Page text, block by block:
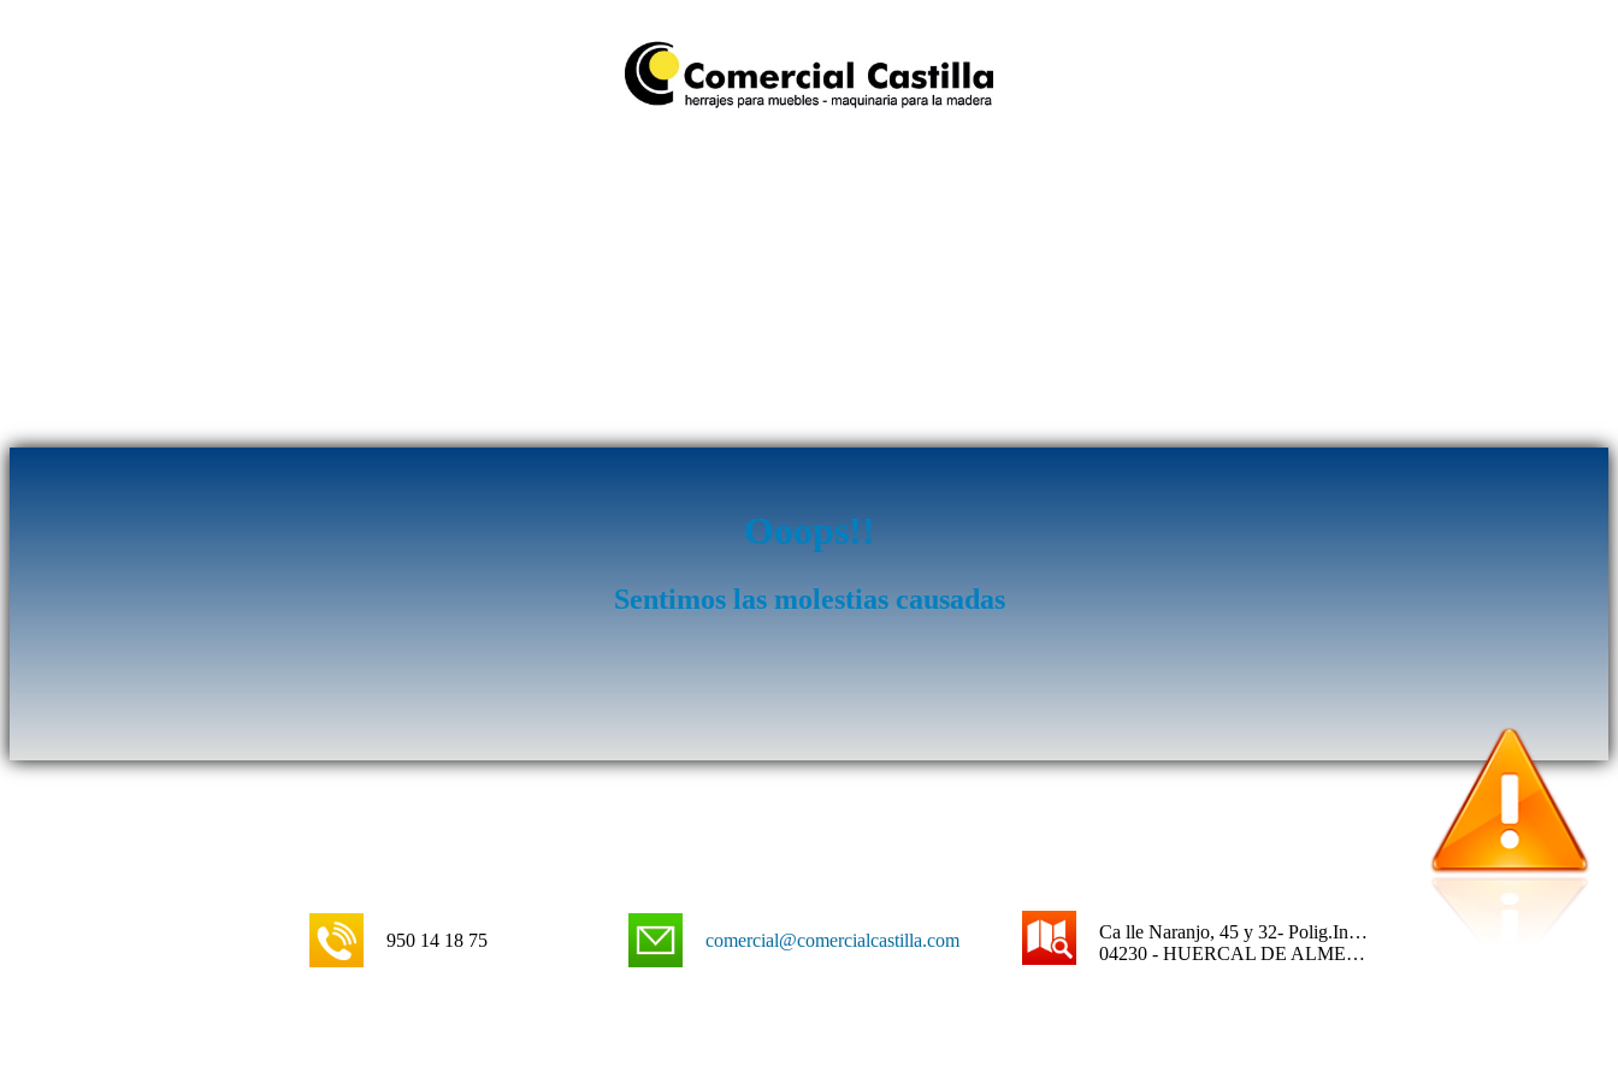
Ooops!!
Sentimos las molestias causadas
950 14 18 75 comercial@comercialcastilla.com
Ca lle Naranjo, 45 y 32- Polig.Ind.Los Callejones
04230 - HUERCAL DE ALMERIA (ALMERIA)